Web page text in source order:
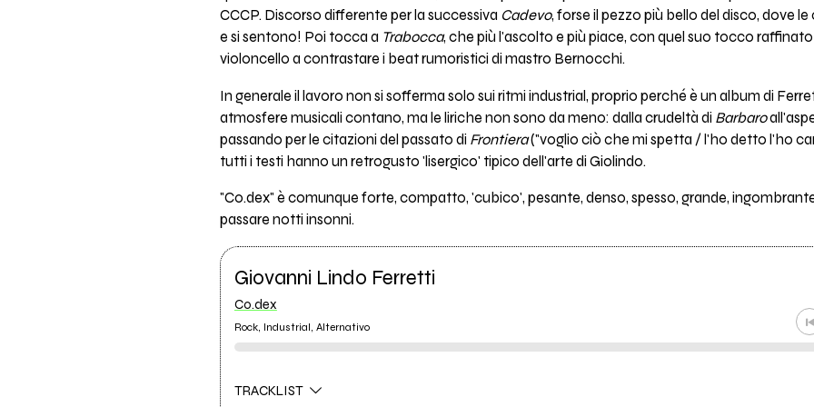
CCCP. Discorso differente per la successiva Cadevo, forse il pezzo più bello del disco, dove
e si sentono! Poi tocca a Trabocca, che più l'ascolto e più piace, con quel suo tocco
violoncello a contrastare i beat rumoristici di mastro Bernocchi.
In generale il lavoro non si sofferma solo sui ritmi industrial, proprio perché è un album di
atmosfere musicali contano, ma le liriche non sono da meno: dalla crudeltà di Barbaro
passando per le citazioni del passato di Frontiera("voglio ciò che mi spetta / l'ho detto l'ho
tutti i testi hanno un retrogusto 'lisergico' tipico dell'arte di Giolindo.
"Co.dex" è comunque forte, compatto, 'cubico', pesante, denso, spesso, grande,
passare notti insonni.
Giovanni Lindo Ferretti
Co.dex
Rock, Industrial, Alternativo
TRACKLIST